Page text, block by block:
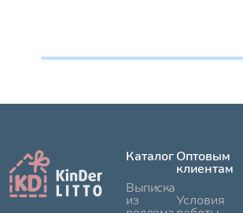
Каталог
Выписка
из
Оптовым
клиентам
Условия